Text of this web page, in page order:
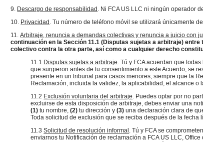
9. Descargo de responsabilidad. Ni FCA US LLC ni ningún operador
10. Privacidad. Tu número de teléfono móvil se utilizará únicamente
11.Arbitraje, renuncia a demandas colectivas y renuncia a juicio con
continuación en la Sección 11.1 (Disputas sujetas a arbitraje)
colectivo contra la otra parte, así como a cualquier derecho
11.1 Disputas sujetas a arbitraje. Tú y FCA acuerdan que
que surgieron antes de tu consentimiento a este Acuerdo, se
presente en un tribunal para casos menores, siempre que la
Reclamación, incluida la validez, la aplicabilidad, el alcance
11.2 Exclusión voluntaria del arbitraje. Puedes optar por no
excluirse de esta disposición de arbitraje, debes enviar una
(1) tu nombre,(2) tu dirección y(3) una declaración clara de
Toda solicitud de exclusión que se reciba después de la
11.3Solicitud de resolución informal. Tú y FCA se
enviarnos tu Notificación de reclamación a FCA US LLC,